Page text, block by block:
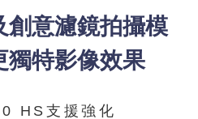
創意濾鏡拍攝模
特影像效果
HS支援強化